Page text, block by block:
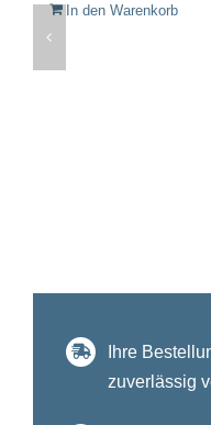
In den Warenkorb
Ihre
zuverlässig